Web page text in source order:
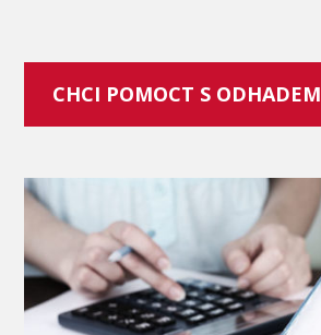
CHCI POMOCT S ODHADEM